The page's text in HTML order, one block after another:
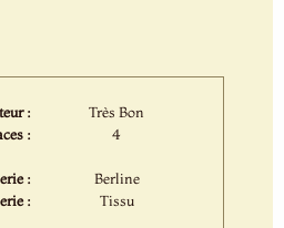
:
Très Bon
:
4
:
Berline
:
Tissu